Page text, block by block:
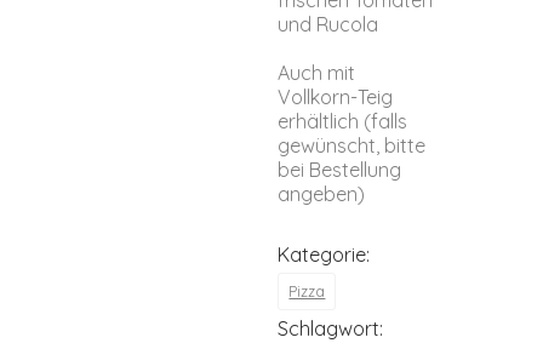
und Rucola
Auch mit
Vollkorn-Teig
erhältlich (falls
gewünscht, bitte
bei Bestellung
angeben)
Kategorie:
Pizza
Schlagwort: